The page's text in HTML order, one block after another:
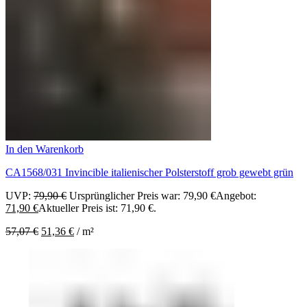
In den Warenkorb
CA1568/031 Invincible italienischer Polsterstoff grob gewebt grün
UVP: 79,90€ Ursprünglicher Preis war: 79,90 €Angebot:
71,90 €Aktueller Preis ist: 71,90 €.
57,07€ 51,36 € /m²